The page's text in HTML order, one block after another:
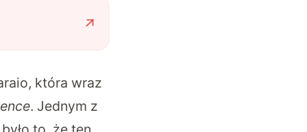
która wraz
. Jednym z